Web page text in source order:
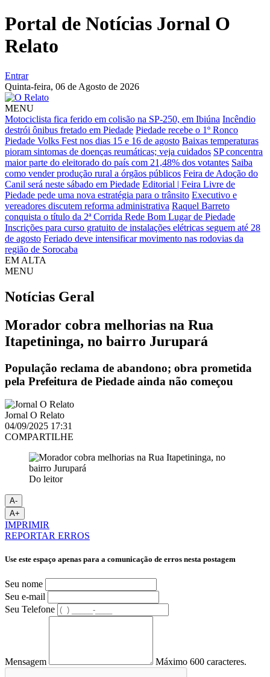
Portal de Notícias Jornal O
Relato
Entrar
Quinta-feira, 06 de Agosto de 2026
MENU
Motociclista fica ferido em colisão na SP-250, em Ibiúna Incêndio
destrói ônibus fretado em Piedade Piedade recebe o 1º Ronco
Piedade Volks Fest nos dias 15 e 16 de agosto Baixas temperaturas
pioram sintomas de doenças reumáticas; veja cuidados SP concentra
maior parte do eleitorado do país com 21,48% dos votantes Saiba
como vender produção rural a órgãos públicos Feira de Adoção do
Canil será neste sábado em Piedade Editorial | Feira Livre de
Piedade pede uma nova estratégia para o trânsito Executivo e
vereadores discutem reforma administrativa Raquel Barreto
conquista o título da 2ª Corrida Rede Bom Lugar de Piedade
Inscrições para curso gratuito de instalações elétricas seguem até 28
de agosto Feriado deve intensificar movimento nas rodovias da
região de Sorocaba
EM ALTA
MENU
Notícias Geral
Morador cobra melhorias na Rua
Itapetininga, no bairro Jurupará
População reclama de abandono; obra prometida
pela Prefeitura de Piedade ainda não começou
Jornal O Relato
04/09/2025 17:31
COMPARTILHE
Do leitor
A-
A+
IMPRIMIR
REPORTAR ERROS
Use este espaço apenas para a comunicação de erros nesta postagem
Seu nome
Seu e-mail
Seu Telefone
Mensagem Máximo 600 caracteres.